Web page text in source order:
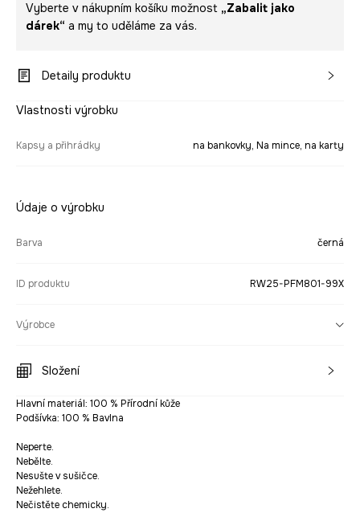
Vyberte v nákupním košíku možnost „Zabalit jako
dárek“ a my to uděláme za vás.
Detaily produktu
Vlastnosti výrobku
Kapsy a přihrádky na bankovky, Na mince, na karty
Údaje o výrobku
Barva černá
ID produktu RW25-PFM801-99X
Výrobce
Složení
Hlavní materiál: 100 % Přírodní kůže
Podšívka: 100 % Bavlna
Neperte.
Nebělte.
Nesušte v sušičce.
Nežehlete.
Nečistěte chemicky.